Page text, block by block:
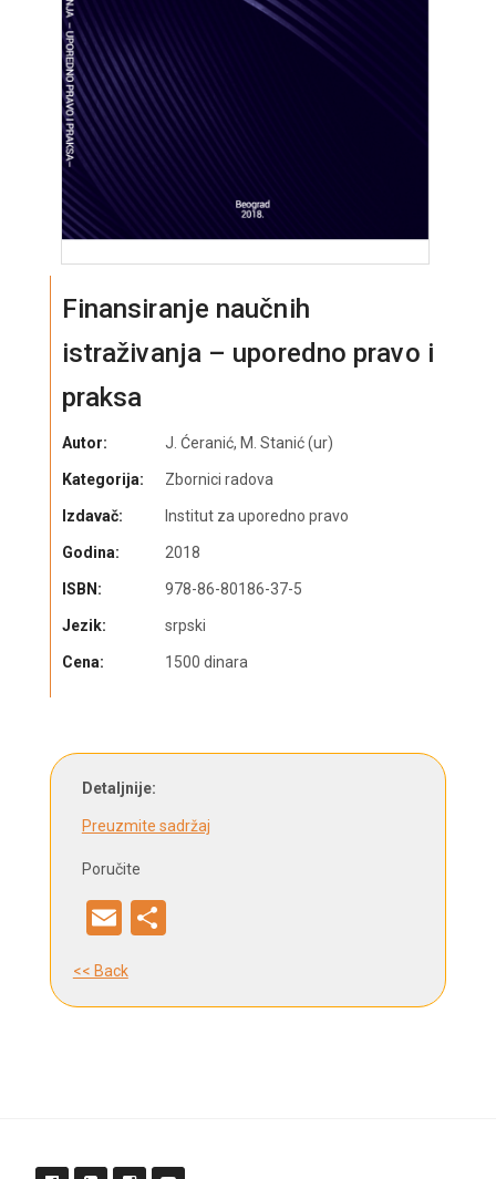
Finansiranje naučnih
istraživanja – uporedno pravo i
praksa
Autor: J. Ćeranić, M. Stanić (ur)
Kategorija: Zbornici radova
Izdavač: Institut za uporedno pravo
Godina: 2018
ISBN: 978-86-80186-37-5
Jezik: srpski
Cena: 1500 dinara
Detaljnije:
Preuzmite sadržaj
Poručite
EmailDalintis
<< Back